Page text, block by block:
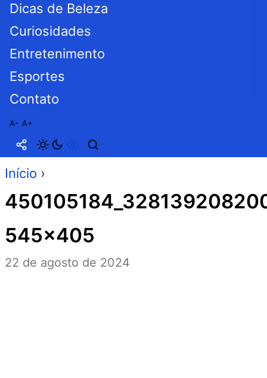
Dicas de Beleza
Curiosidades
Entretenimento
Esportes
Contato
A- A+
Início ›
545×405
22 de agosto de 2024